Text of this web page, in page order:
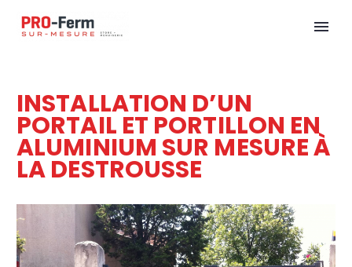
INSTALLATION D’UN
PORTAIL ET PORTILLON EN
ALUMINIUM SUR MESURE À
LA DESTROUSSE